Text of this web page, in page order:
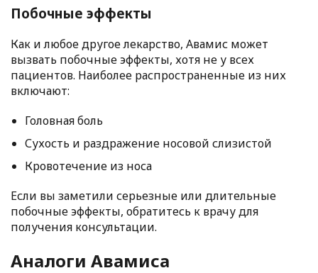
Побочные эффекты
Как и любое другое лекарство, Авамис может
вызвать побочные эффекты, хотя не у всех
пациентов. Наиболее распространенные из них
включают:
Головная боль
Сухость и раздражение носовой слизистой
Кровотечение из носа
Если вы заметили серьезные или длительные
побочные эффекты, обратитесь к врачу для
получения консультации.
Аналоги Авамиса